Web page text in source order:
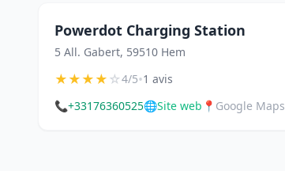
Powerdot Charging Station
5 All. Gabert, 59510 Hem
★★★★☆4/5•1 avis
📞+33176360525🌐Site web 📍 Google Maps